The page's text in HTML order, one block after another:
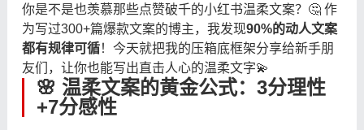
你是不是也羡慕那些点赞破千的小红书温柔文案？🤔 作
为写过300+篇爆款文案的博主，我发现90%的动人文案
都有规律可循！今天就把我的压箱底框架分享给新手朋
友们，让你也能写出直击人心的温柔文字💫
🌸 温柔文案的黄金公式：3分理性
+7分感性